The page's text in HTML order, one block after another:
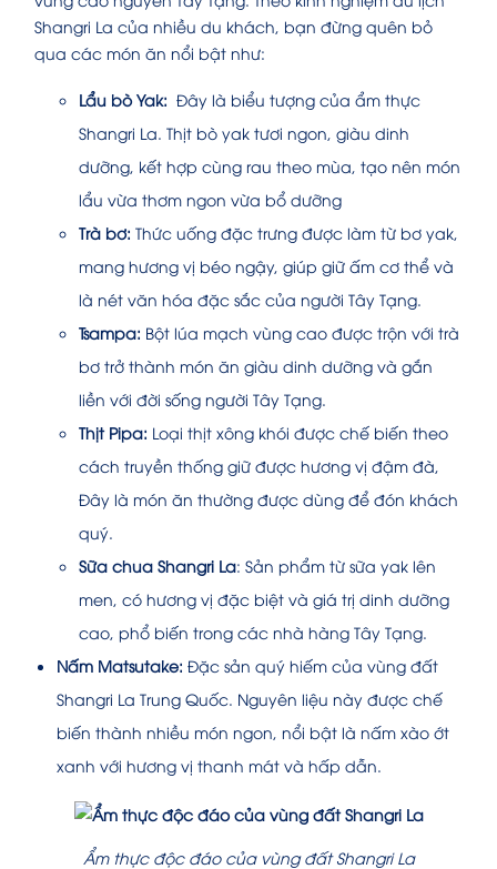
Shangri La của nhiều du khách, bạn đừng quên bỏ
qua các món ăn nổi bật như:
Lẩu bò Yak: Đây là biểu tượng của ẩm thực
Shangri La. Thịt bò yak tươi ngon, giàu dinh
dưỡng, kết hợp cùng rau theo mùa, tạo nên món
lẩu vừa thơm ngon vừa bổ dưỡng
Trà bơ: Thức uống đặc trưng được làm từ bơ yak,
mang hương vị béo ngậy, giúp giữ ấm cơ thể và
là nét văn hóa đặc sắc của người Tây Tạng.
Tsampa: Bột lúa mạch vùng cao được trộn với trà
bơ trở thành món ăn giàu dinh dưỡng và gắn
liền với đời sống người Tây Tạng.
Thịt Pipa: Loại thịt xông khói được chế biến theo
cách truyền thống giữ được hương vị đậm đà,
Đây là món ăn thường được dùng để đón khách
quý.
Sữa chua Shangri La: Sản phẩm từ sữa yak lên
men, có hương vị đặc biệt và giá trị dinh dưỡng
cao, phổ biến trong các nhà hàng Tây Tạng.
Nấm Matsutake: Đặc sản quý hiếm của vùng đất
Shangri La Trung Quốc. Nguyên liệu này được chế
biến thành nhiều món ngon, nổi bật là nấm xào ớt
xanh với hương vị thanh mát và hấp dẫn.
Ẩm thực độc đáo của vùng đất Shangri La